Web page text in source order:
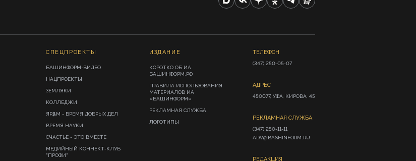
СПЕЦПРОЕКТЫ
БАШИНФОРМ-ВИДЕО
НАЦПРОЕКТЫ
ЗЕМЛЯКИ
КОЛЛЕДЖИ
ЯРҘАМ - ВРЕМЯ ДОБРЫХ ДЕЛ
ВРЕМЯ НАУКИ
СЧАСТЬЕ - ЭТО ВМЕСТЕ
МЕДИЙНЫЙ КОННЕКТ-КЛУБ
"ПРОФИ"
ИЗДАНИЕ
КОРОТКО ОБ ИА
БАШИНФОРМ.РФ
ПРАВИЛА ИСПОЛЬЗОВАНИЯ
МАТЕРИАЛОВ ИА
«БАШИНФОРМ»
РЕКЛАМНАЯ СЛУЖБА
ЛОГОТИПЫ
ТЕЛЕФОН
(347) 250-05-07
АДРЕС
450077, УФА, КИРОВА, 45
РЕКЛАМНАЯ СЛУЖБА
(347) 250-11-11
ADV@BASHINFORM.RU
РЕДАКЦИЯ